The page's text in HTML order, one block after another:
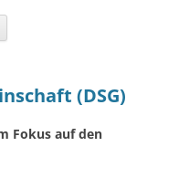
(DSG)
Fokus auf den